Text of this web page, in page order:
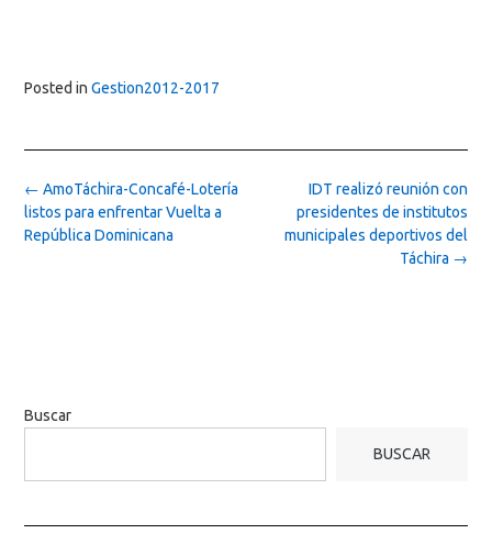
Posted in Gestion2012-2017
Post
navigation
IDT realizó reunión con
presidentes de institutos
municipales deportivos del
Táchira →
← AmoTáchira-Concafé-Lotería
listos para enfrentar Vuelta a
República Dominicana
Buscar
BUSCAR